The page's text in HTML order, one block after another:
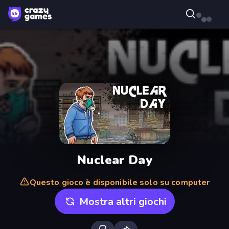
Nuclear Day
Questo gioco è disponibile solo su computer
Mostra altri giochi